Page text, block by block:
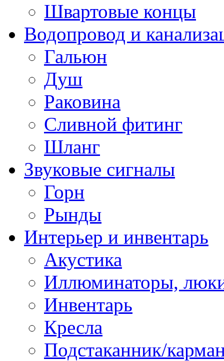
Швартовые концы
Водопровод и
Гальюн
Душ
Раковина
Сливной фитинг
Шланг
Звуковые сигналы
Горн
Рынды
Интерьер и инвентарь
Акустика
Иллюминаторы,
Инвентарь
Кресла
Подстаканник/